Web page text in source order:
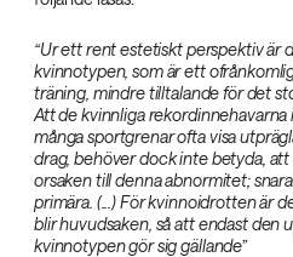
“Ur ett rent estetiskt perspektiv är
kvinnotypen, som är ett
träning, mindre tilltalande för det
Att de kvinnliga rekordinnehavarna
många sportgrenar ofta visa
drag, behöver dock inte betyda,
orsaken till denna abnormitet;
primära. (...) För kvinnoidrotten är
blir huvudsaken, så att endast den
kvinnotypen gör sig gällande”‌